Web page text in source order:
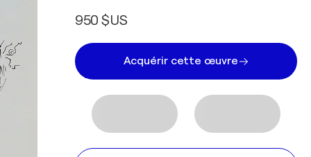
950 $US
Acquérir cette œuvre